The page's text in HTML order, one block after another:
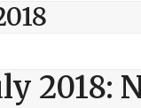
2018: